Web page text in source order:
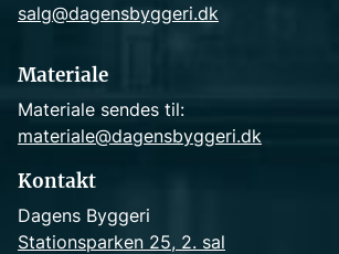
salg@dagensbyggeri.dk
Materiale
Materiale sendes til:
materiale@dagensbyggeri.dk
Kontakt
Dagens Byggeri
Stationsparken 25, 2. sal